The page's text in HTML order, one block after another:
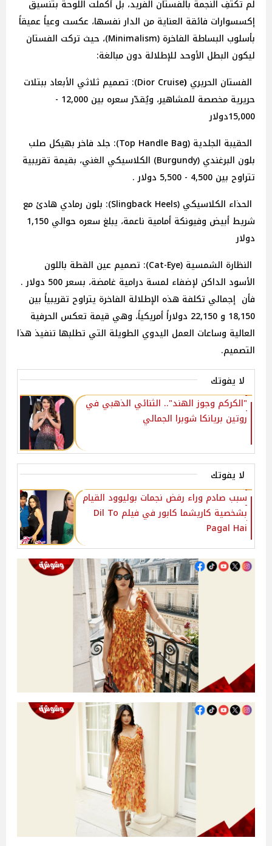
لم تكتفِ النجمة بالفستان الفريد، بل أكملت اللوحة بتنسيق
إكسسوارات فائقة العناية من الدار نفسها، عكست وعياً عميقاً
بأسلوب البساطة الفاخرة (Minimalism)، حيث تركت الفستان
ليكون البطل الأوحد للإطلالة دون مبالغة:
الفستان الحريري (
Dior Cruise): تصميم ثلاثي الأبعاد ببتلات
حريرية مخصصة للمشاهير، ويُقدّر سعره بين 12,000 -
15,000دولار
الحقيبة الجلدية (Top Handle Bag): جلد فاخر بهيكل صلب
بلون البرغندي (Burgundy) الكلاسيكي الغني، بقيمة تقريبية
تتراوح بين 4,500 - 5,500 دولار .
الحذاء الكلاسيكي (Slingback Heels): بلون رمادي هادئ مع
شريط أبيض وفيونكة أمامية ناعمة، يبلغ سعره حوالي 1,150
دولار
النظارة الشمسية (Cat-Eye): تصميم عين القطة باللون
الأسود الداكن لإضفاء لمسة درامية غامضة، بسعر 500 دولار .
فأن إجمالي تكلفة هذه الإطلالة الفاخرة يتراوح تقريبياً بين
18,150 و 22,150 دولاراً أمريكياً، وهي قيمة تعكس الحرفية
العالية وساعات العمل اليدوي الطويلة التي تطلبها تنفيذ هذا
التصميم.
لا يفوتك
"الكركم وجوز الهند".. الثنائي الذهبي في
روتين بريانكا شوبرا الجمالي
لا يفوتك
سبب صادم وراء رفض نجمات بوليوود القيام
بشخصية كاريشما كابور في فيلم Dil To
Pagal Hai